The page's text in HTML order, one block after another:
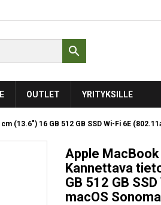

OUTLET YRITYKSILLE
(13.6") 16 GB 512 GB SSD Wi-Fi 6E
Apple
Kannettava
GB 512 GB
macOS